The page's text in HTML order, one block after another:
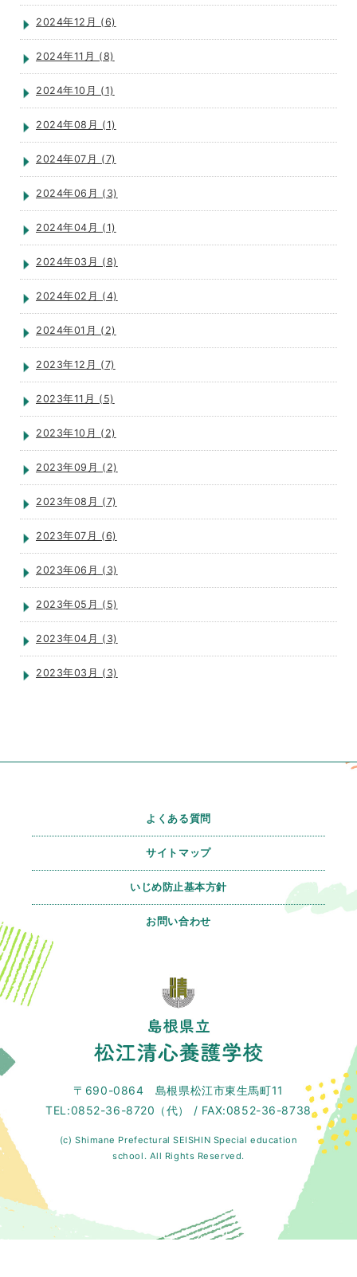
2024年12月 (6)
2024年11月 (8)
2024年10月 (1)
2024年08月 (1)
2024年07月 (7)
2024年06月 (3)
2024年04月 (1)
2024年03月 (8)
2024年02月 (4)
2024年01月 (2)
2023年12月 (7)
2023年11月 (5)
2023年10月 (2)
2023年09月 (2)
2023年08月 (7)
2023年07月 (6)
2023年06月 (3)
2023年05月 (5)
2023年04月 (3)
2023年03月 (3)
よくある質問
サイトマップ
いじめ防止基本方針
お問い合わせ
〒690-0864 島根県松江市東生馬町11
TEL:0852-36-8720（代） / FAX:0852-36-8738
(c) Shimane Prefectural SEISHIN Special education
school. All Rights Reserved.